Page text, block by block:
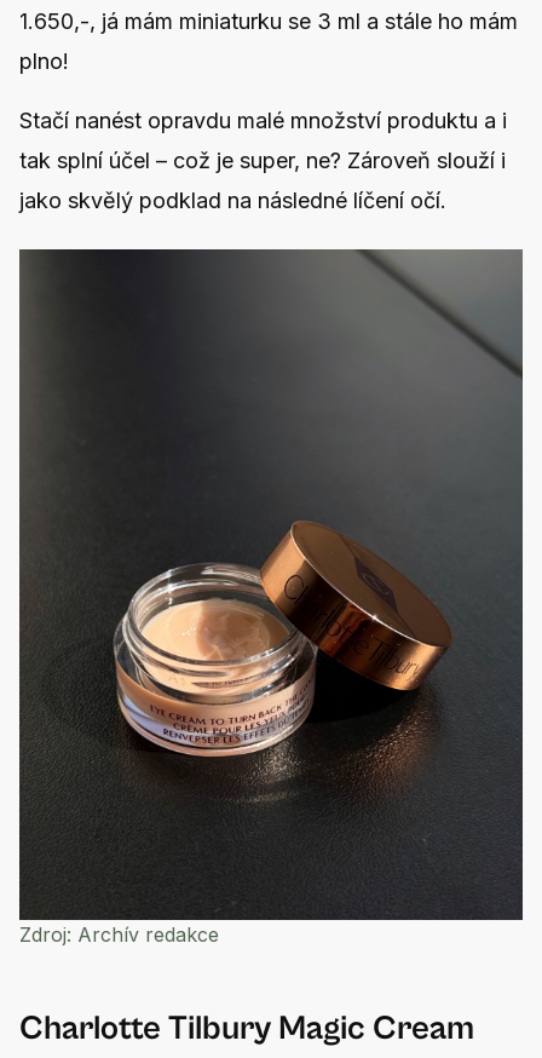
1.650,-, já mám miniaturku se 3 ml a stále ho mám
plno!
Stačí nanést opravdu malé množství produktu a i
tak splní účel – což je super, ne? Zároveň slouží i
jako skvělý podklad na následné líčení očí.
Zdroj: Archív redakce
Charlotte Tilbury Magic Cream